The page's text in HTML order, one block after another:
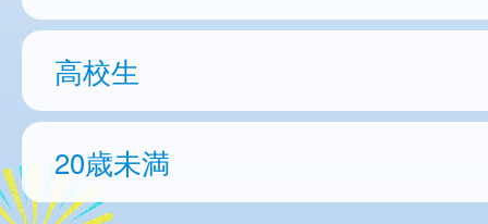
高校生
20歳未満